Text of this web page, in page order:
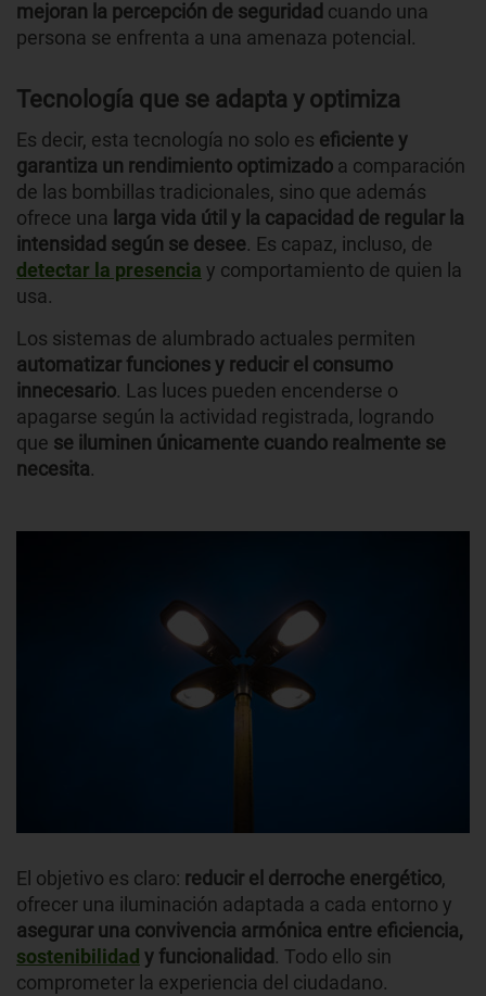
mejoran la percepción de seguridad cuando una
persona se enfrenta a una amenaza potencial.
Tecnología que se adapta y optimiza
Es decir, esta tecnología no solo es eficiente y
garantiza un rendimiento optimizado a comparación
de las bombillas tradicionales, sino que además
ofrece una larga vida útil y la capacidad de regular la
intensidad según se desee. Es capaz, incluso, de
detectar la presencia y comportamiento de quien la
usa.
Los sistemas de alumbrado actuales permiten
automatizar funciones y reducir el consumo
innecesario. Las luces pueden encenderse o
apagarse según la actividad registrada, logrando
que se iluminen únicamente cuando realmente se
necesita.
El objetivo es claro: reducir el derroche energético,
ofrecer una iluminación adaptada a cada entorno y
asegurar una convivencia armónica entre eficiencia,
sostenibilidad y funcionalidad . Todo ello sin
comprometer la experiencia del ciudadano.